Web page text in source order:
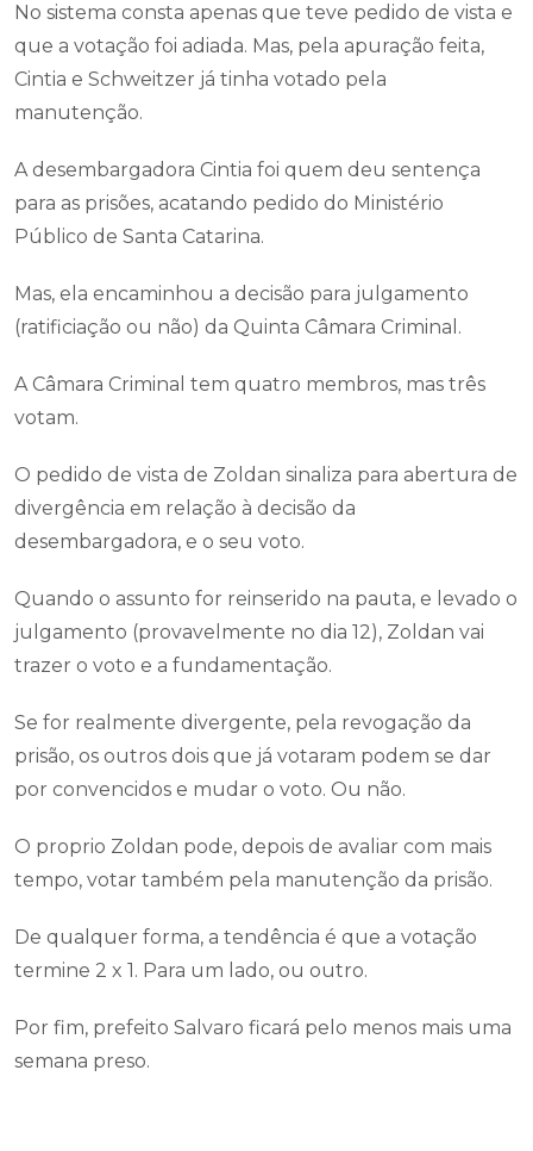
No sistema consta apenas que teve pedido de vista e
que a votação foi adiada. Mas, pela apuração feita,
Cintia e Schweitzer já tinha votado pela
manutenção.
A desembargadora Cintia foi quem deu sentença
para as prisões, acatando pedido do Ministério
Público de Santa Catarina.
Mas, ela encaminhou a decisão para julgamento
(ratificiação ou não) da Quinta Câmara Criminal.
A Câmara Criminal tem quatro membros, mas três
votam.
O pedido de vista de Zoldan sinaliza para abertura de
divergência em relação à decisão da
desembargadora, e o seu voto.
Quando o assunto for reinserido na pauta, e levado o
julgamento (provavelmente no dia 12), Zoldan vai
trazer o voto e a fundamentação.
Se for realmente divergente, pela revogação da
prisão, os outros dois que já votaram podem se dar
por convencidos e mudar o voto. Ou não.
O proprio Zoldan pode, depois de avaliar com mais
tempo, votar também pela manutenção da prisão.
De qualquer forma, a tendência é que a votação
termine 2 x 1. Para um lado, ou outro.
Por fim, prefeito Salvaro ficará pelo menos mais uma
semana preso.